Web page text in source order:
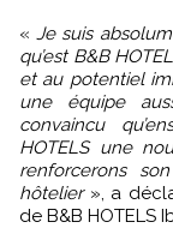
« Je suis
qu’est B&B
et au potentiel
une équipe
convaincu
HOTELS une
renforcerons
hôtelier », a
de B&B HOTELS